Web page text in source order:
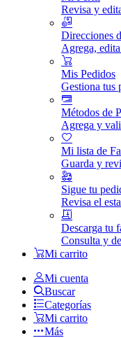
Revisa y
Direcciones
Agrega,
Mis Pedidos
Gestiona tus
Métodos de
Agrega y
Mi lista de
Guarda y
Sigue tu
Revisa el
Descarga tu
Consulta y
Mi carrito
Mi cuenta
Buscar
Categorías
Mi carrito
Más